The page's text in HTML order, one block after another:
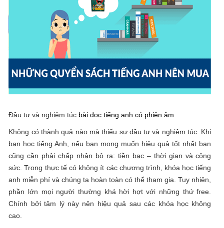
Đầu tư và nghiêm túc bài đọc tiếng anh có phiên âm
Không có thành quả nào mà thiếu sự đầu tư và nghiêm túc. Khi
bạn học tiếng Anh, nếu bạn mong muốn hiệu quả tốt nhất bạn
cũng cần phải chấp nhận bỏ ra: tiền bạc – thời gian và công
sức. Trong thực tế có không ít các chương trình, khóa học tiếng
anh miễn phí và chúng ta hoàn toàn có thể tham gia. Tuy nhiên,
phần lớn mọi người thường khá hời hợt với những thứ free.
Chính bởi tâm lý này nên hiệu quả sau các khóa học không
cao.